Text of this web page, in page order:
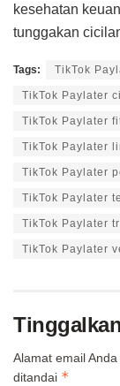
kesehatan
tunggakan
Tags: TikTok
TikTok Paylater
TikTok Paylater
TikTok Paylater
TikTok Paylater
TikTok Paylater
TikTok Paylater
TikTok Paylater
Alamat email
ditandai *